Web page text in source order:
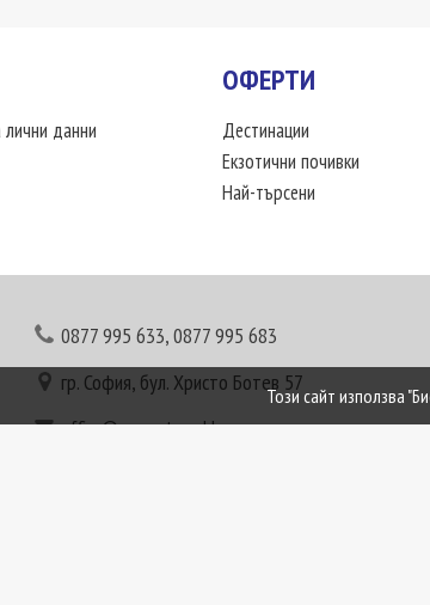
данни
ОФЕРТИ
Дестинации
Екзотични почивки
Най-търсени
0877 995 633,0877 995 683
гр. София, бул. Христо Ботев 57
office@mywaytravel.bg
Този сайт използва